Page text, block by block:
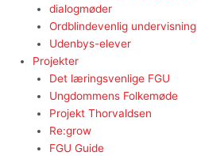
dialogmøder
Ordblindevenlig undervisning
Udenbys-elever
Projekter
Det læringsvenlige FGU
Ungdommens Folkemøde
Projekt Thorvaldsen
Re:grow
FGU Guide